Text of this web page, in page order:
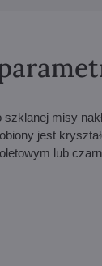
misy
jest
lub